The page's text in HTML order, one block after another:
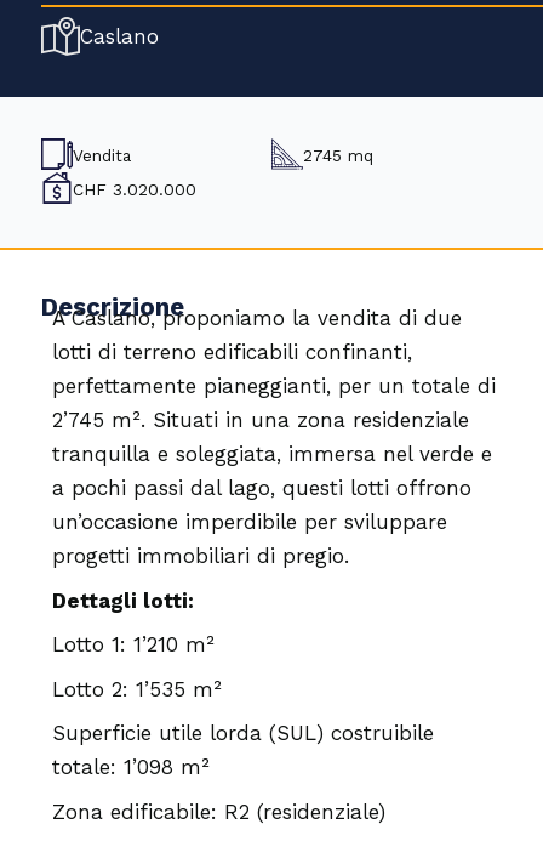
Caslano
Vendita
2745 mq
CHF 3.020.000
Descrizione
A Caslano, proponiamo la vendita di due
lotti di terreno edificabili confinanti,
perfettamente pianeggianti, per un totale di
2’745 m². Situati in una zona residenziale
tranquilla e soleggiata, immersa nel verde e
a pochi passi dal lago, questi lotti offrono
un’occasione imperdibile per sviluppare
progetti immobiliari di pregio.
Dettagli lotti:
Lotto 1: 1’210 m²
Lotto 2: 1’535 m²
Superficie utile lorda (SUL) costruibile
totale: 1’098 m²
Zona edificabile: R2 (residenziale)